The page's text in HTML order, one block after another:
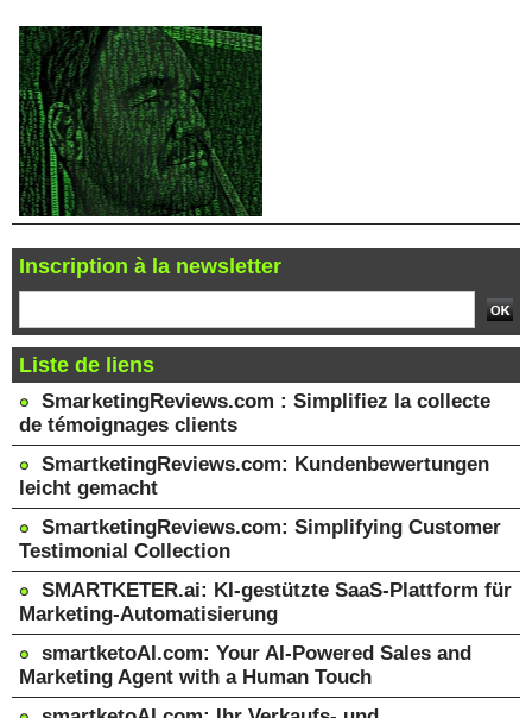
Inscription à la newsletter
Liste de liens
SmarketingReviews.com : Simplifiez la collecte
de témoignages clients
SmartketingReviews.com: Kundenbewertungen
leicht gemacht
SmartketingReviews.com: Simplifying Customer
Testimonial Collection
SMARTKETER.ai: KI-gestützte SaaS-Plattform für
Marketing-Automatisierung
smartketoAI.com: Your AI-Powered Sales and
Marketing Agent with a Human Touch